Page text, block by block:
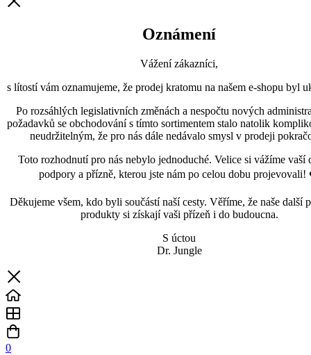
Oznámení
Vážení zákazníci,
s lítostí vám oznamujeme, že prodej kratomu na našem e-shopu byl
Po rozsáhlých legislativních změnách a nespočtu nových
požadavků se obchodování s tímto sortimentem stalo natolik
neudržitelným, že pro nás dále nedávalo smysl v prodeji
Toto rozhodnutí pro nás nebylo jednoduché. Velice si vážíme vaší
podpory a přízně, kterou jste nám po celou dobu
Děkujeme všem, kdo byli součástí naší cesty. Věříme, že naše další
produkty si získají vaši přízeň i do budoucna.
S úctou
Dr. Jungle
0